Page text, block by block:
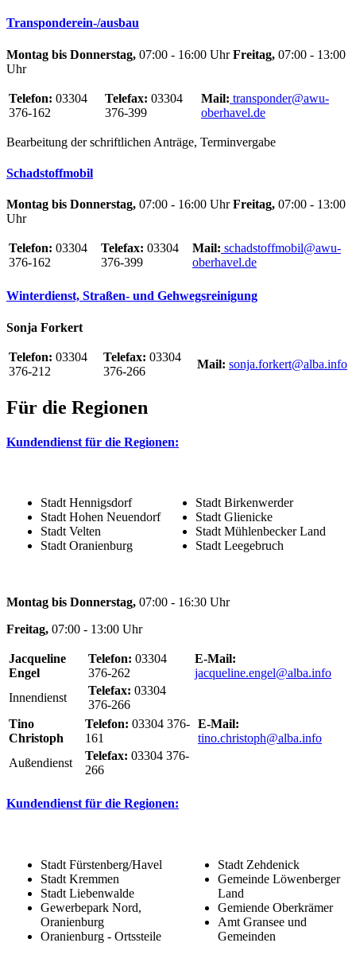
Transponderein-/ausbau
Montag bis Donnerstag, 07:00 - 16:00 UhrFreitag, 07:00 - 13:00
Uhr
Telefon: 03304
376-162
Telefax: 03304
376-399
Mail: transponder@awu-
oberhavel.de
Bearbeitung der schriftlichen Anträge, Terminvergabe
Schadstoffmobil
Montag bis Donnerstag, 07:00 - 16:00 UhrFreitag, 07:00 - 13:00
Uhr
Telefon: 03304
376-162
Telefax: 03304
376-399
Mail: schadstoffmobil@awu-
oberhavel.de
Winterdienst, Straßen- und Gehwegsreinigung
Sonja Forkert
Telefon: 03304
376-212
Telefax: 03304
376-266
Mail: sonja.forkert@alba.info
Für die Regionen
Kundendienst für die Regionen:
Stadt Hennigsdorf
Stadt Hohen Neuendorf
Stadt Velten
Stadt Oranienburg
Stadt Birkenwerder
Stadt Glienicke
Stadt Mühlenbecker Land
Stadt Leegebruch
Montag bis Donnerstag, 07:00 - 16:30 Uhr
Freitag, 07:00 - 13:00 Uhr
Jacqueline
Engel
Telefon: 03304
376-262
E-Mail:
jacqueline.engel@alba.info
Innendienst
Telefax: 03304
376-266
Tino
Christoph
Telefon: 03304 376-
161
E-Mail:
tino.christoph@alba.info
Außendienst
Telefax: 03304 376-
266
Kundendienst für die Regionen:
Stadt Fürstenberg/Havel
Stadt Kremmen
Stadt Liebenwalde
Gewerbepark Nord,
Oranienburg
Oranienburg - Ortssteile
Stadt Zehdenick
Gemeinde Löwenberger
Land
Gemiende Oberkrämer
Amt Gransee und
Gemeinden